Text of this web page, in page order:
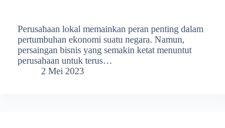
Perusahaan lokal memainkan peran penting dalam
pertumbuhan ekonomi suatu negara. Namun,
persaingan bisnis yang semakin ketat menuntut
perusahaan untuk terus…
2 Mei 2023